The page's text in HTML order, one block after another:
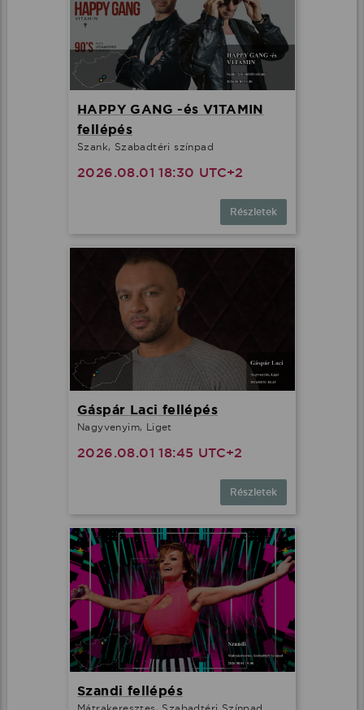
HAPPY GANG -és V1TAMIN
fellépés
Szank, Szabadtéri színpad
2026.08.01 18:30 UTC+2
Részletek
Gáspár Laci fellépés
Nagyvenyim, Liget
2026.08.01 18:45 UTC+2
Részletek
Szandi fellépés